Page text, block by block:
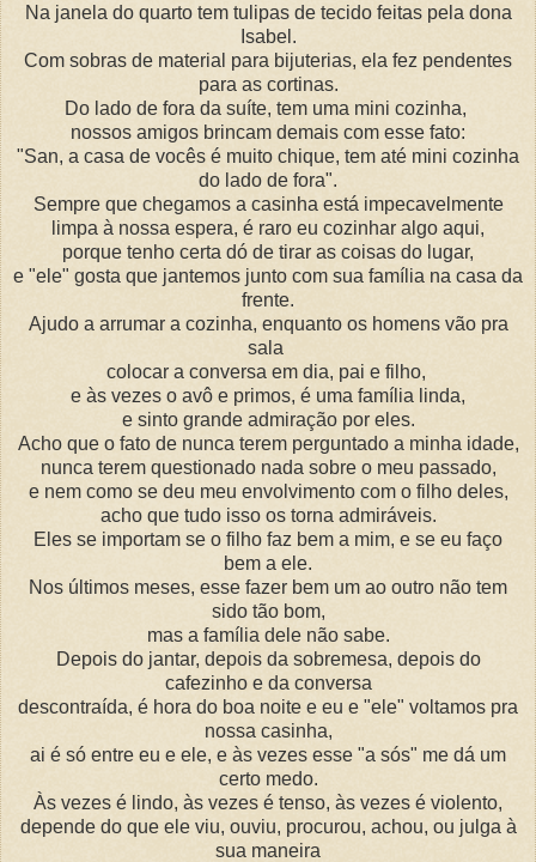
Na janela do quarto tem tulipas de tecido feitas pela dona
Isabel.
Com sobras de material para bijuterias, ela fez pendentes
para as cortinas.
Do lado de fora da suíte, tem uma mini cozinha,
nossos amigos brincam demais com esse fato:
"San, a casa de vocês é muito chique, tem até mini cozinha
do lado de fora".
Sempre que chegamos a casinha está impecavelmente
limpa à nossa espera, é raro eu cozinhar algo aqui,
porque tenho certa dó de tirar as coisas do lugar,
e "ele" gosta que jantemos junto com sua família na casa da
frente.
Ajudo a arrumar a cozinha, enquanto os homens vão pra
sala
colocar a conversa em dia, pai e filho,
e às vezes o avô e primos, é uma família linda,
e sinto grande admiração por eles.
Acho que o fato de nunca terem perguntado a minha idade,
nunca terem questionado nada sobre o meu passado,
e nem como se deu meu envolvimento com o filho deles,
acho que tudo isso os torna admiráveis.
Eles se importam se o filho faz bem a mim, e se eu faço
bem a ele.
Nos últimos meses, esse fazer bem um ao outro não tem
sido tão bom,
mas a família dele não sabe.
Depois do jantar, depois da sobremesa, depois do
cafezinho e da conversa
descontraída, é hora do boa noite e eu e "ele" voltamos pra
nossa casinha,
ai é só entre eu e ele, e às vezes esse "a sós" me dá um
certo medo.
Às vezes é lindo, às vezes é tenso, às vezes é violento,
depende do que ele viu, ouviu, procurou, achou, ou julga à
sua maneira